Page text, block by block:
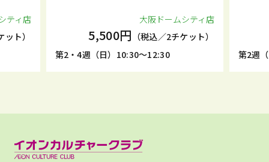
ティ店
ト）
大阪ドームシティ店
5,500円 （税込／2チケット）
第2・4週（日）10:30～12:30
第2週